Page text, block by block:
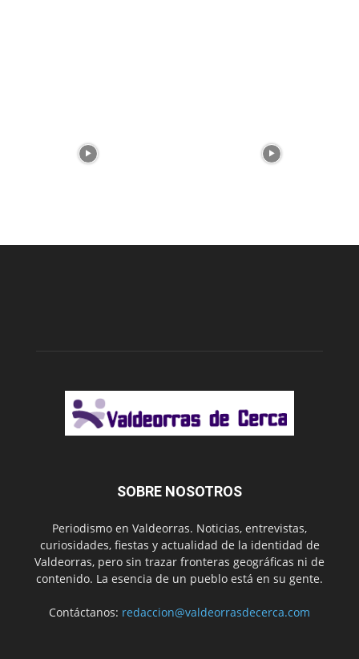
SOBRE NOSOTROS
Periodismo en Valdeorras. Noticias, entrevistas,
curiosidades, fiestas y actualidad de la identidad de
Valdeorras, pero sin trazar fronteras geográficas ni de
contenido. La esencia de un pueblo está en su gente.
Contáctanos: redaccion@valdeorrasdecerca.com